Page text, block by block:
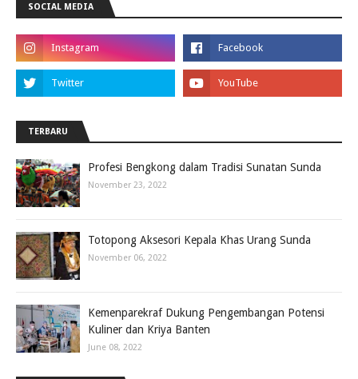
SOCIAL MEDIA
TERBARU
Profesi Bengkong dalam Tradisi Sunatan Sunda
November 23, 2022
Totopong Aksesori Kepala Khas Urang Sunda
November 06, 2022
Kemenparekraf Dukung Pengembangan Potensi
Kuliner dan Kriya Banten
June 08, 2022